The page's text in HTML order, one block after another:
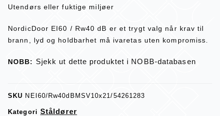
Utendørs eller fuktige miljøer
NordicDoor EI60 / Rw40 dB er et trygt valg når krav til
brann, lyd og holdbarhet må ivaretas uten kompromiss.
NOBB: Sjekk ut dette produktet i NOBB-databasen
SKU NEI60/Rw40dBMSV10x21/54261283
Kategori Ståldører